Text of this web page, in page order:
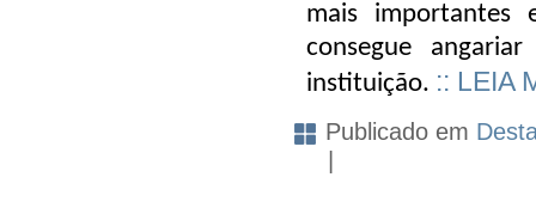
mais importantes
consegue
instituição. :: LEIA
Publicado em